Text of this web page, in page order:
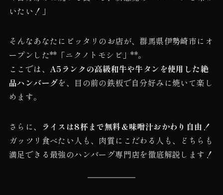
いたい！」
そんなあなたにピッタリのお店が、群馬県伊勢崎市にオ
ープンした**「ニクノトモシビ」**。
ここでは、 A5ランクの高級和牛や牛タンを使用した絶
品ハンバーグを、目の前の鉄板で自分好みに焼いて楽し
めます。
さらに、
ライスは8杯まで無料＆味噌汁おかわり自由！
ガッツリ食べたい人も、肉質にこだわる人も、どちらも
満足できる最強のハンバーグ専門店を徹底解説します！